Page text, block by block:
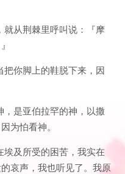
就从荆棘里呼叫说：『摩
你脚上的鞋脱下来，因
，是亚伯拉罕的神，以撒
为怕看神。
及所受的困苦，我实在
哀声，我也听见了。我原